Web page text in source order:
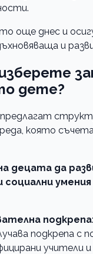
още днес и
и
дете?
която
децата да
социални
подкрепа с
учители и